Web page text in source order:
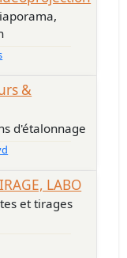
&
d'étalonnage
LABO
et tirages